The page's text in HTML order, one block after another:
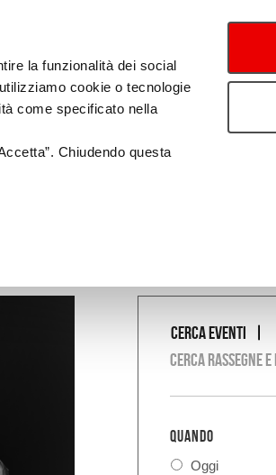
la funzionalità dei social
cookie o tecnologie
come specificato nella
Chiudendo questa
Festival
COSA
Cerca eventi
Cerca rassegne
QUANDO
Oggi